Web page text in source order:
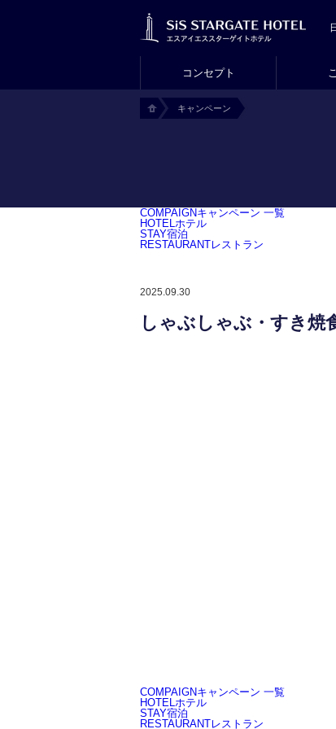
コンセプト
H
キャンペーン
COMPAIGNキャンペーン 一覧
HOTELホテル
STAY宿泊
RESTAURANTレストラン
2025.09.30
しゃぶしゃぶ・すき焼
COMPAIGNキャンペーン 一覧
HOTELホテル
STAY宿泊
RESTAURANTレストラン